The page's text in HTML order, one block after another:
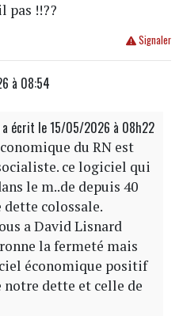
pas !!??
Signaler
à 08:54
écrit le 15/05/2026 à 08h22
du RN est
ce logiciel qui
le m..de depuis 40
dette colossale.
a David Lisnard
la fermeté mais
économique positif
dette et celle de